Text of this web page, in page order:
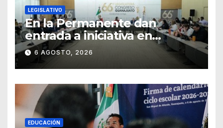
LEGISLATIVO
En la Permanente dan
entrada a iniciativa en
materia notarial
6 AGOSTO, 2026
EDUCACIÓN